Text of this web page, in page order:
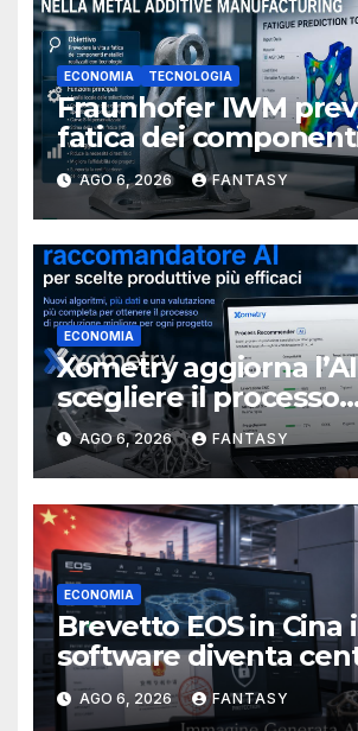
ECONOMIA TECNOLOGIA
Fraunhofer IWM
fatica dei
metallici stampati in
AGO 6, 2026 FANTASY
ECONOMIA
Xometry aggiorna
scegliere il processo
produttivo più adatto
AGO 6, 2026 FANTASY
ECONOMIA
Brevetto EOS in Cina
software diventa
nella stampa 3D
AGO 6, 2026 FANTASY